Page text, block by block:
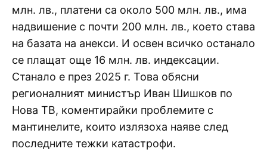
млн. лв., платени са около 500 млн. лв., има
надвишение с почти 200 млн. лв., което става
на базата на анекси. И освен всичко останало
се плащат още 16 млн. лв. индексации.
Станало е през 2025 г. Това обясни
регионалният министър Иван Шишков по
Нова ТВ, коментирайки проблемите с
мантинелите, които излязоха наяве след
последните тежки катастрофи.